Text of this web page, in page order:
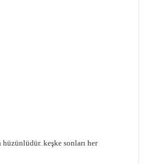
keşke sonları her